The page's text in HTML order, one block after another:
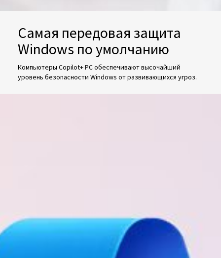
Самая передовая защита
Windows по умолчанию
Компьютеры Copilot+ PC обеспечивают высочайший
уровень безопасности Windows от развивающихся угроз.